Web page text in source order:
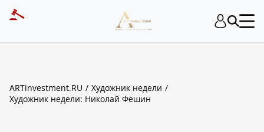
ARTinvestment.RU
Художник недели
Художник недели: Николай Фешин